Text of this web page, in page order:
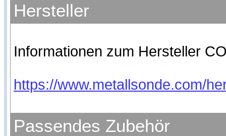
Hersteller
Informationen zum Hersteller
https://www.metallsonde.com/
Passendes Zubehör